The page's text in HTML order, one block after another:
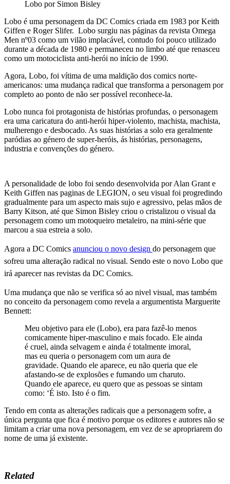
Lobo por Simon Bisley
Lobo é uma personagem da DC Comics criada em 1983 por Keith
Giffen e Roger Slifer. Lobo surgiu nas páginas da revista Omega
Men nº03 como um vilão implacável, contudo foi pouco utilizado
durante a década de 1980 e permaneceu no limbo até que renasceu
como um motociclista anti-herói no início de 1990.
Agora, Lobo, foi vítima de uma maldição dos comics norte-
americanos: uma mudança radical que transforma a personagem por
completo ao ponto de não ser possível reconhece-la.
Lobo nunca foi protagonista de histórias profundas, o personagem
era uma caricatura do anti-herói hiper-violento, machista, machista,
mulherengo e desbocado. As suas histórias a solo era geralmente
paródias ao género de super-heróis, ás histórias, personagens,
industria e convenções do género.
A personalidade de lobo foi sendo desenvolvida por Alan Grant e
Keith Giffen nas paginas de LEGION, o seu visual foi progredindo
gradualmente para um aspecto mais sujo e agressivo, pelas mãos de
Barry Kitson, até que Simon Bisley criou o cristalizou o visual da
personagem como um motoqueiro metaleiro, na mini-série que
marcou a sua estreia a solo.
Agora a DC Comics anunciou o novo design do personagem que
sofreu uma alteração radical no visual. Sendo este o novo Lobo que
irá aparecer nas revistas da DC Comics.
Uma mudança que não se verifica só ao nivel visual, mas também
no conceito da personagem como revela a argumentista Marguerite
Bennett:
Meu objetivo para ele (Lobo), era para fazê-lo menos
comicamente hiper-masculino e mais focado. Ele ainda
é cruel, ainda selvagem e ainda é totalmente imoral,
mas eu queria o personagem com um aura de
gravidade. Quando ele aparece, eu não queria que ele
afastando-se de explosões e fumando um charuto.
Quando ele aparece, eu quero que as pessoas se sintam
como: ‘É isto. Isto é o fim.
Tendo em conta as alterações radicais que a personagem sofre, a
única pergunta que fica é motivo porque os editores e autores não se
limitam a criar uma nova personagem, em vez de se apropriarem do
nome de uma já existente.
Related